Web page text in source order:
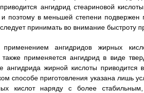
ангидрид стеариновой
поэтому в меньшей степени подвержен
принимать во внимание быстроту
ангидридов жирных
применяется ангидрид в виде
жирной кислоты приводится
способе приготовления указана лишь
кислот наряду с более